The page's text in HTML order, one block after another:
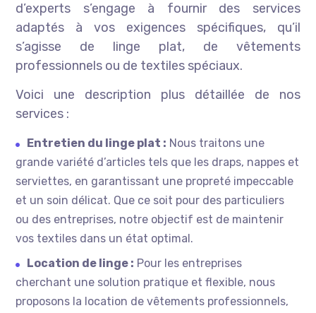
d’experts s’engage à fournir des services
adaptés à vos exigences spécifiques, qu’il
s’agisse de linge plat, de vêtements
professionnels ou de textiles spéciaux.
Voici une description plus détaillée de nos
services :
Entretien du linge plat : Nous traitons une
grande variété d’articles tels que les draps, nappes et
serviettes, en garantissant une propreté impeccable
et un soin délicat. Que ce soit pour des particuliers
ou des entreprises, notre objectif est de maintenir
vos textiles dans un état optimal.
Location de linge : Pour les entreprises
cherchant une solution pratique et flexible, nous
proposons la location de vêtements professionnels,